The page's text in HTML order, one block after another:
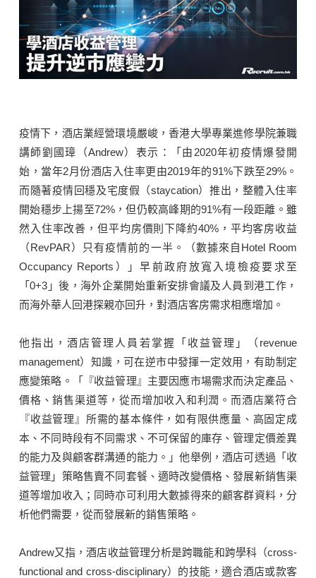
疫情下，酒店業經營環境嚴峻，香港大學專業進修學院兼職
講師劉國璋（Andrew）表示：「由2020年初疫情爆發開
始，當年2月份酒店入住率更由2019年的91%下跌至29%。
而隨著疫情回穩及宅度假（staycation）推出，整體入住率
開始穩步上揚至72%，但仍較高峰期的91%有一段距離。雖
然入住率改善，但平均房價則下降約40%，平均客房收益
（RevPAR）只有疫情前的一半。（數據來自Hotel Room
Occupancy Reports）」早前政府放寬入境檢疫要求至
「0+3」後，海外企業開始重新安排會議及人員到港工作，
而海外華人回港探親亦回升，對酒店客房需求相應增加。
他指出，酒店管理人員若掌握「收益管理」（revenue
management）知識，可在逆市中發揮一定效用，有助制定
應變策略。「『收益管理』主要因應市場需求而決定產品、
價格、銷售渠道等，從而增加收入和利潤。而酒店業符合
『收益管理』所需的基本條件，如有限供應量、高固定成
本、不同時段有不同需求、不可保留的庫存、管理定價差異
的能力及與顧客群溝通的能力。」他舉例，酒店可透過「收
益管理」策略售賣不同套餐、適時改變價格、發展新銷售渠
道等增加收入；同時亦可利用大數據得來的顧客群資料，分
析他們需要，從而發展新的銷售策略。
Andrew又指，酒店收益管理分析是跨職能和跨學科（cross-
functional and cross-disciplinary）的技能，適合酒店或款客